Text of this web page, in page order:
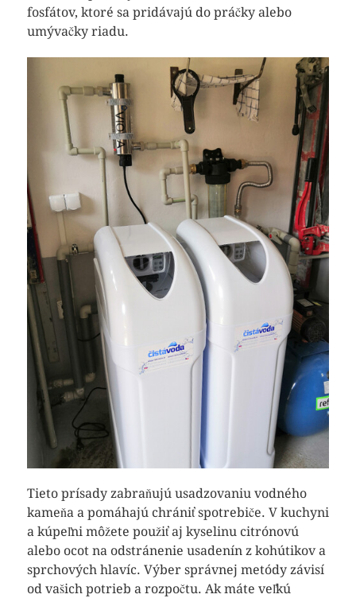
fosfátov, ktoré sa pridávajú do práčky alebo
umývačky riadu.
Tieto prísady zabraňujú usadzovaniu vodného
kameňa a pomáhajú chrániť spotrebiče. V kuchyni
a kúpeľni môžete použiť aj kyselinu citrónovú
alebo ocot na odstránenie usadenín z kohútikov a
sprchových hlavíc. Výber správnej metódy závisí
od vašich potrieb a rozpočtu. Ak máte veľkú